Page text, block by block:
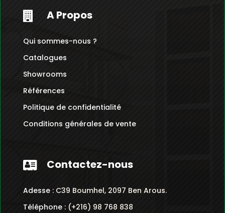
 A Propos
Qui sommes-nous ?
Catalogues
Showrooms
Références
Politique de confidentialité
Conditions générales de vente
 Contactez-nous
Adesse : C39 Boumhel, 2097 Ben Arous.
Téléphone :(+216) 98 768 838